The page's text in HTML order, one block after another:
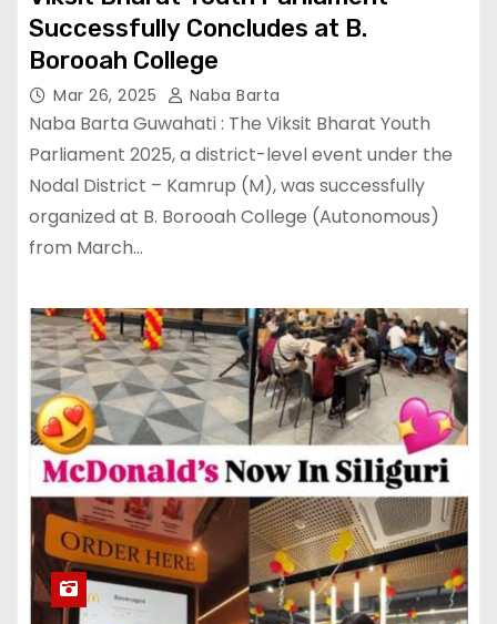
Successfully Concludes at B.
Borooah College
Mar 26, 2025 Naba Barta
Naba Barta Guwahati : The Viksit Bharat Youth
Parliament 2025, a district-level event under the
Nodal District – Kamrup (M), was successfully
organized at B. Borooah College (Autonomous)
from March…